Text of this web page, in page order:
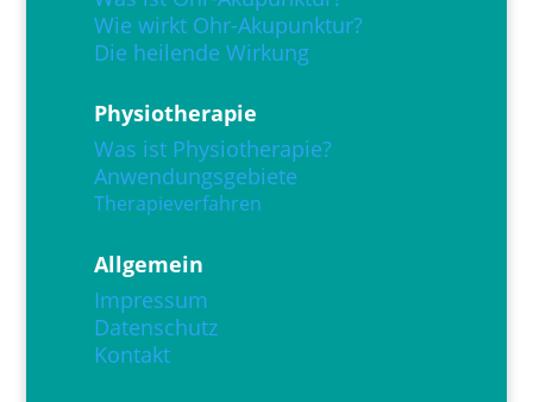
Wie wirkt Ohr-Akupunktur?
Die heilende Wirkung
Physiotherapie
Was ist Physiotherapie?
Anwendungsgebiete
Therapieverfahren
Allgemein
Impressum
Datenschutz
Kontakt